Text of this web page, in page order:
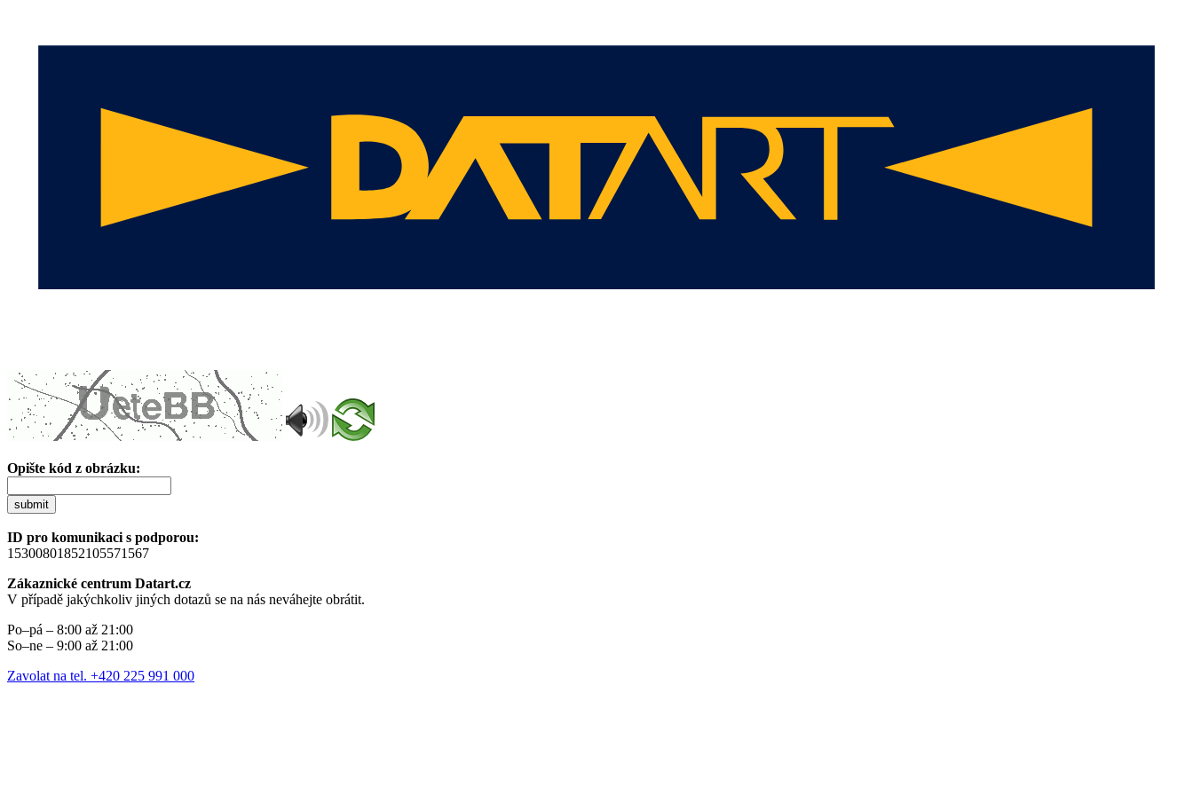
Opište kód z obrázku:
submit
ID pro komunikaci s podporou:
15300801852105571567
Zákaznické centrum Datart.cz
V případě jakýchkoliv jiných dotazů se na nás neváhejte obrátit.
Po–pá – 8:00 až 21:00
So–ne – 9:00 až 21:00
Zavolat na tel. +420 225 991 000